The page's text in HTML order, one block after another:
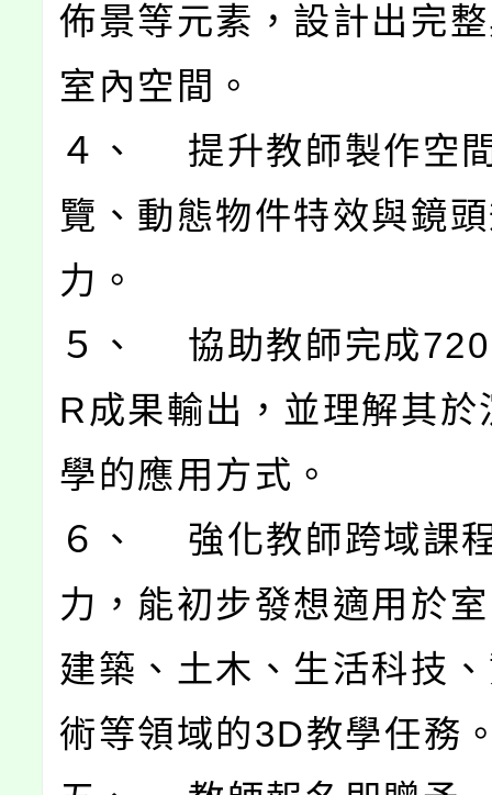
佈景等元素，設計出完
室內空間。
４、 提升教師製作空
覽、動態物件特效與鏡
力。
５、 協助教師完成
R成果輸出，並理解其於
學的應用方式。
６、 強化教師跨域課
力，能初步發想適用於
建築、土木、生活科技
術等領域的3D教學任務